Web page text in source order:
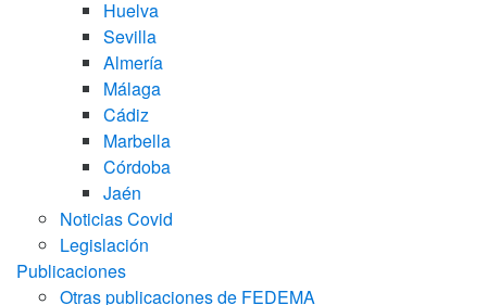
Huelva
Sevilla
Almería
Málaga
Cádiz
Marbella
Córdoba
Jaén
Noticias Covid
Legislación
Publicaciones
Otras publicaciones de FEDEMA